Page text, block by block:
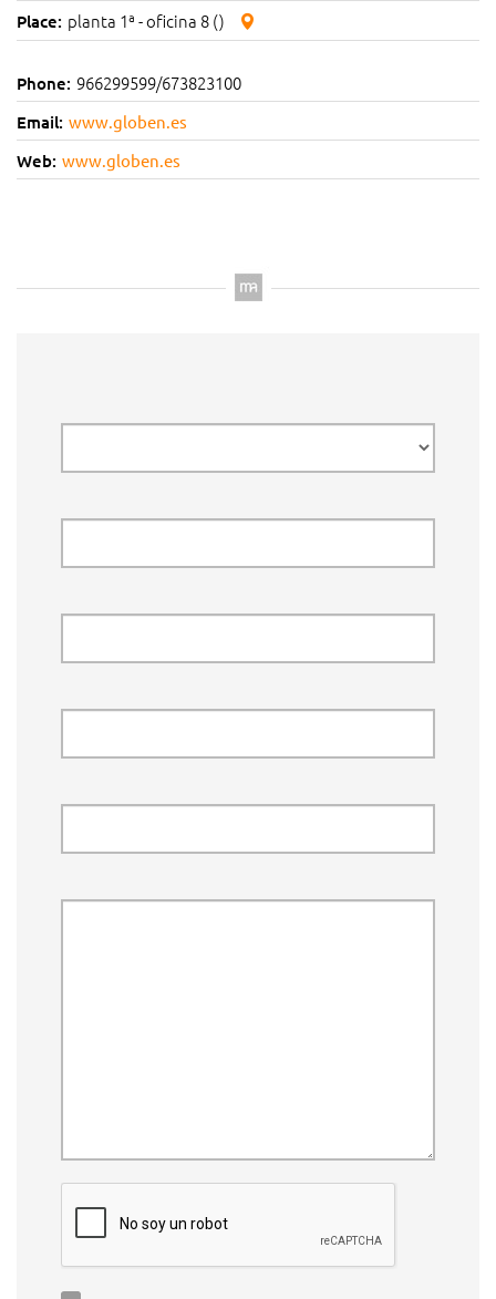
Place: planta 1ª - oficina 8 ()
Phone: 966299599/673823100
Email: www.globen.es
Web: www.globen.es